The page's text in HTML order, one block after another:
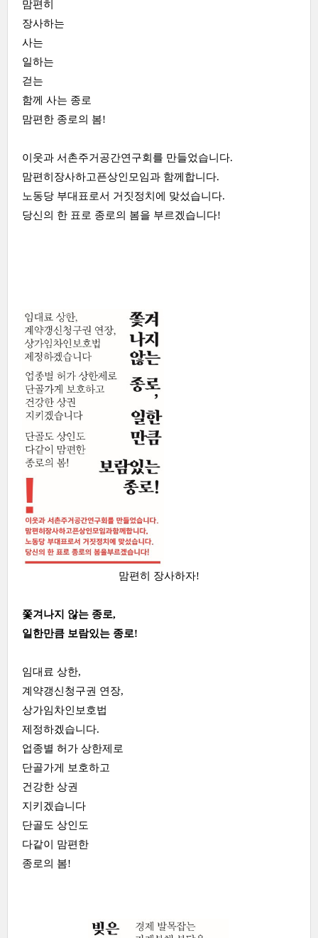
맘편히
장사하는
사는
일하는
걷는
함께 사는 종로
맘편한 종로의 봄!
이웃과 서촌주거공간연구회를 만들었습니다.
맘편히장사하고픈상인모임과 함께합니다.
노동당 부대표로서 거짓정치에 맞섰습니다.
당신의 한 표로 종로의 봄을 부르겠습니다!
맘편히 장사하자!
쫓겨나지 않는 종로,
일한만큼 보람있는 종로!
임대료 상한,
계약갱신청구권 연장,
상가임차인보호법
제정하겠습니다.
업종별 허가 상한제로
단골가게 보호하고
건강한 상권
지키겠습니다
단골도 상인도
다같이 맘편한
종로의 봄!